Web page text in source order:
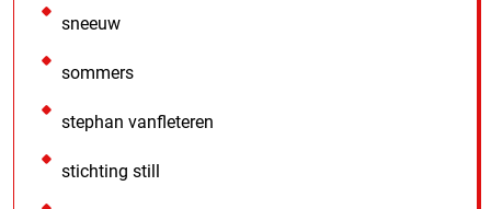
sneeuw
sommers
stephan vanfleteren
stichting still